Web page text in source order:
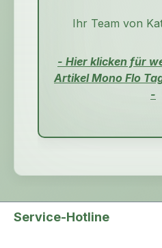
Ihr Team von
- Hier klicken für
Artikel Mono Flo
-
Service-Hotline